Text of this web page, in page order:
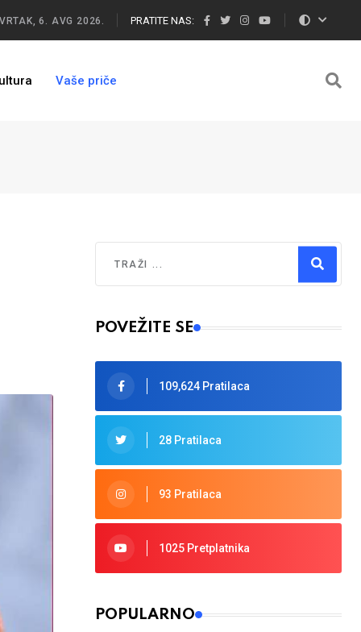
6. AVG 2026. PRATITE NAS:
Vaše priče
Type 2 or more characters for results.
POVEŽITE SE
109,624 Pratilaca
28 Pratilaca
93 Pratilaca
1025 Pretplatnika
POPULARNO